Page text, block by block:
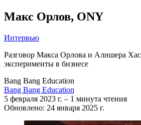
Макс Орлов, ONY
Интервью
Разговор Макса Орлова и Алишера
эксперименты в бизнесе
Bang Bang Education
Bang Bang Education
5 февраля 2023 г. – 1 минута чтения
Обновлено: 24 января 2025 г.